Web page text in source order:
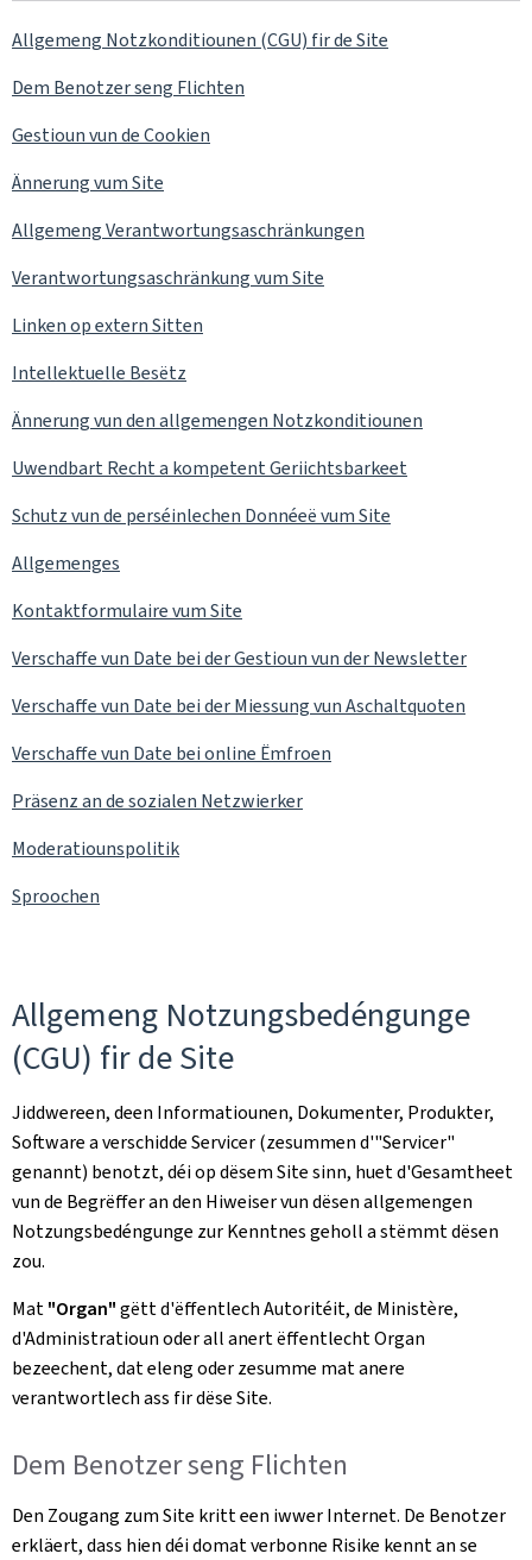
Allgemeng Notzkonditiounen (CGU) fir de Site
Dem Benotzer seng Flichten
Gestioun vun de Cookien
Ännerung vum Site
Allgemeng Verantwortungsaschränkungen
Verantwortungsaschränkung vum Site
Linken op extern Sitten
Intellektuelle Besëtz
Ännerung vun den allgemengen Notzkonditiounen
Uwendbart Recht a kompetent Geriichtsbarkeet
Schutz vun de perséinlechen Donnéeë vum Site
Allgemenges
Kontaktformulaire vum Site
Verschaffe vun Date bei der Gestioun vun derNewsletter
Verschaffe vun Date bei der Miessung vun Aschaltquoten
Verschaffe vun Date bei online Ëmfroen
Präsenz an de sozialen Netzwierker
Moderatiounspolitik
Sproochen
Allgemeng Notzungsbedéngunge
(CGU) fir de Site
Jiddwereen, deen Informatiounen, Dokumenter, Produkter,
Software a verschidde Servicer (zesummen d'"Servicer"
genannt) benotzt, déi op dësem Site sinn, huet d'Gesamtheet
vun de Begrëffer an den Hiweiser vun dësen allgemengen
Notzungsbedéngunge zur Kenntnes geholl a stëmmt dësen
zou.
Mat"Organ"gëtt d'ëffentlech Autoritéit, de Ministère,
d'Administratioun oder all anert ëffentlecht Organ
bezeechent, dat eleng oder zesumme mat anere
verantwortlech ass fir dëse Site.
Dem Benotzer seng Flichten
Den Zougang zum Site kritt een iwwer Internet. De Benotzer
erkläert, dass hien déi domat verbonne Risike kennt an se